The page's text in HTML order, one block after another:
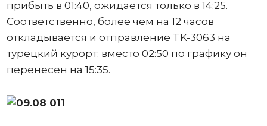
прибыть в 01:40, ожидается только в 14:25.
Соответственно, более чем на 12 часов
откладывается и отправление TK-3063 на
турецкий курорт: вместо 02:50 по графику он
перенесен на 15:35.